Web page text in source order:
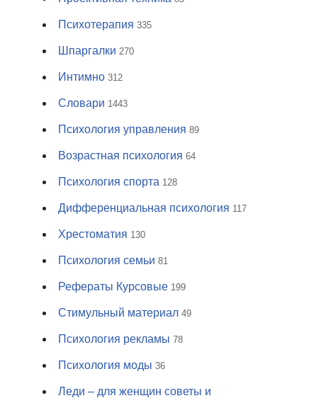
Психотерапия 335
Шпаргалки 270
Интимно 312
Словари 1443
Психология управления 89
Возрастная психология 64
Психология спорта 128
Дифференциальная психология 117
Хрестоматия 130
Психология семьи 81
Рефераты Курсовые 199
Стимульный материал 49
Психология рекламы 78
Психология моды 36
Леди – для женщин советы и